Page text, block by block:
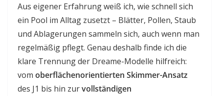
Aus eigener Erfahrung weiß ich, wie schnell sich
ein Pool im Alltag zusetzt – Blätter, Pollen, Staub
und Ablagerungen sammeln sich, auch wenn man
regelmäßig pflegt. Genau deshalb finde ich die
klare Trennung der Dreame-Modelle hilfreich:
vom oberflächenorientierten Skimmer-Ansatz
des J1 bis hin zurvollständigen